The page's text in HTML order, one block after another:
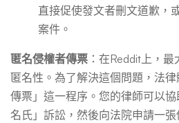
直接促使發文者刪文道歉，
案件。
匿名侵權者傳票 ：在Reddit上，
匿名性。為了解決這個問題，法
傳票」這一程序。您的律師可以
名氏」訴訟，然後向法院申請一